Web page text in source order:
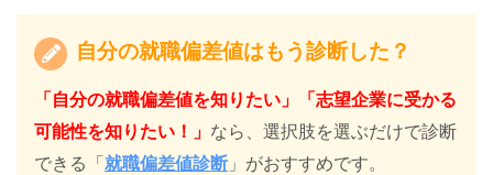
自分の就職偏差値はもう診断した？
「自分の就職偏差値を知りたい」「志望企業に受かる
可能性を知りたい！」 なら、選択肢を選ぶだけで診断
できる「 就職偏差値診断 」がおすすめです。